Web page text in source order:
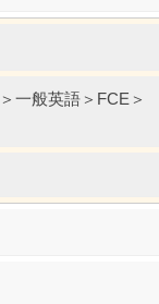
一般英語＞FCE＞